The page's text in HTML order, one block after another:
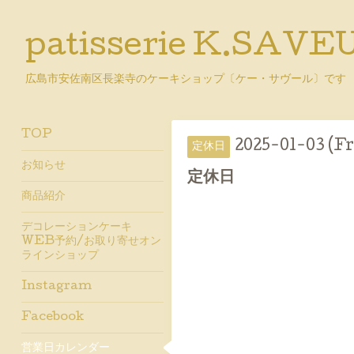
patisserie
広島市安佐南区長楽寺のケーキショップ〔ケー・サヴール〕です
定休日 2025-01-03
定休日
TOP
お知らせ
商品紹介
デコレーションケーキ
WEB予約/お取り寄せオン
ラインショップ
Instagram
Facebook
営業日カレンダー